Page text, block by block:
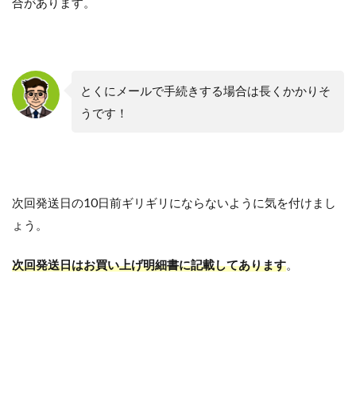
とくにメールで手続きする場合は長くかかりそ
うです！
次回発送日の10日前ギリギリにならないように気を付けまし
ょう。
次回発送日はお買い上げ明細書に記載してあります